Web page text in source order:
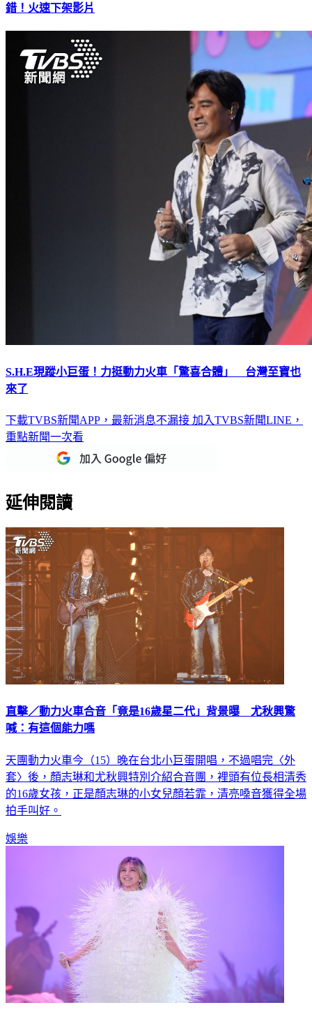
錯！火速下架影片
S.H.E現蹤小巨蛋！力挺動力火車「驚喜合體」 台灣至寶也
來了
下載TVBS新聞APP，最新消息不漏接 加入TVBS新聞LINE，
重點新聞一次看
延伸閱讀
直擊／動力火車合音「竟是16歲星二代」背景曝 尤秋興驚
喊：有這個能力嗎
天團動力火車今（15）晚在台北小巨蛋開唱，不過唱完〈外
套〉後，顏志琳和尤秋興特別介紹合音團，裡頭有位長相清秀
的16歲女孩，正是顏志琳的小女兒顏若霏，清亮嗓音獲得全場
拍手叫好。
娛樂